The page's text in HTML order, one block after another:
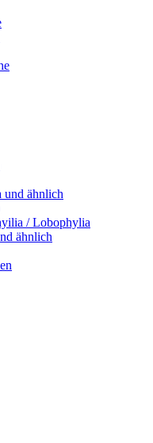
und ähnlich
/ Lobophylia
ähnlich